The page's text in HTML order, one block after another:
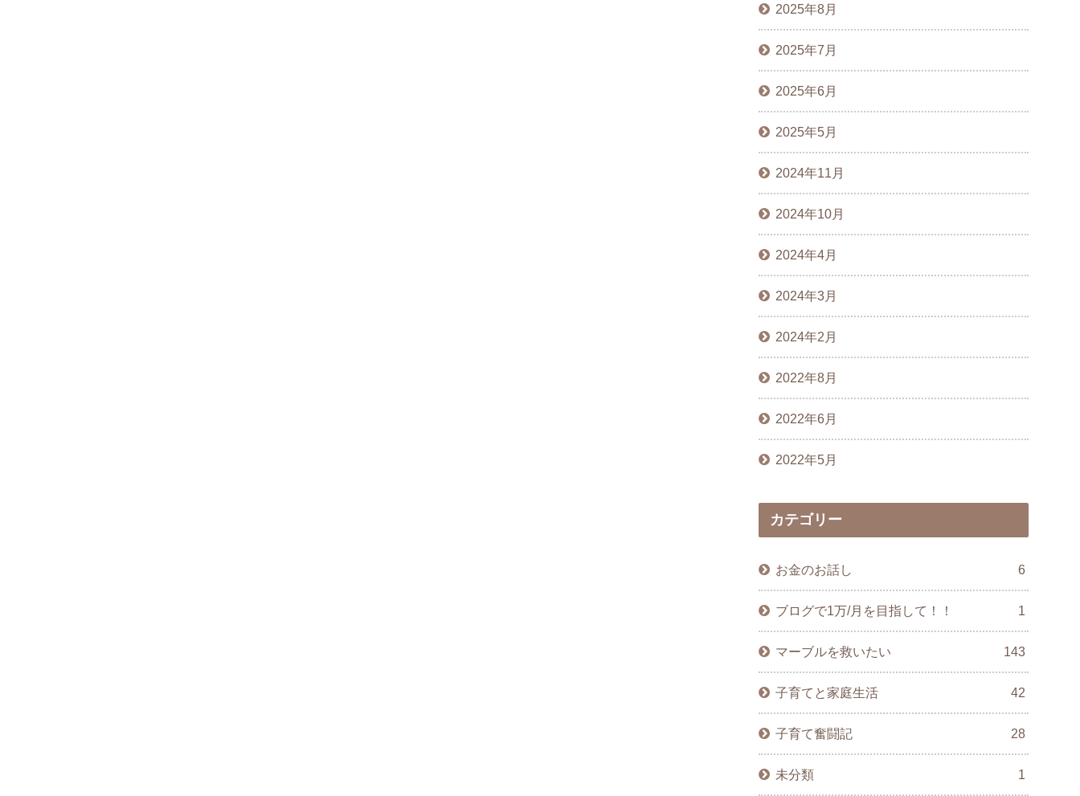
2025年8月
2025年7月
2025年6月
2025年5月
2024年11月
2024年10月
2024年4月
2024年3月
2024年2月
2022年8月
2022年6月
2022年5月
カテゴリー
お金のお話し 6
ブログで1万/月を目指して！！ 1
マーブルを救いたい 143
子育てと家庭生活 42
子育て奮闘記 28
未分類 1